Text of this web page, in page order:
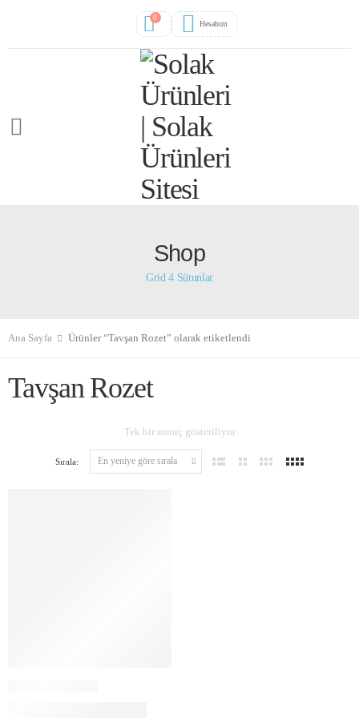
0
Hesabım
Shop
Grid 4 Sütunlar
Ana Sayfa Ürünler “Tavşan Rozet” olarak etiketlendi
Tavşan Rozet
Tek bir sonuç gösteriliyor
Sırala: